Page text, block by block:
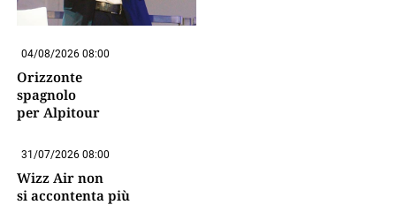
04/08/2026 08:00
Orizzonte
spagnolo
per Alpitour
31/07/2026 08:00
Wizz Air non
si accontenta più